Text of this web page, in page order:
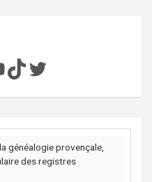
TikTok
Twitter
généalogie provençale,
des registres